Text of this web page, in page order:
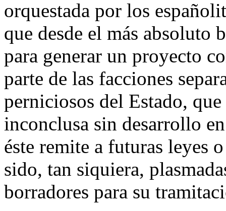
orquestada por los
que desde el más absoluto
para generar un proyecto
parte de las facciones
perniciosos del Estado,
inconclusa sin desarrollo
éste remite a futuras leyes
sido, tan siquiera,
borradores para su